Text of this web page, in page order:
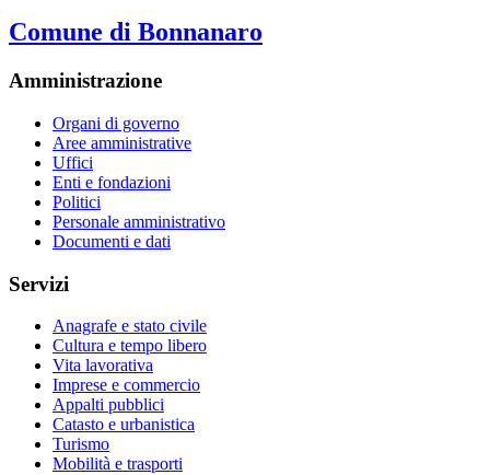
Comune di Bonnanaro
Amministrazione
Organi di governo
Aree amministrative
Uffici
Enti e fondazioni
Politici
Personale amministrativo
Documenti e dati
Servizi
Anagrafe e stato civile
Cultura e tempo libero
Vita lavorativa
Imprese e commercio
Appalti pubblici
Catasto e urbanistica
Turismo
Mobilità e trasporti